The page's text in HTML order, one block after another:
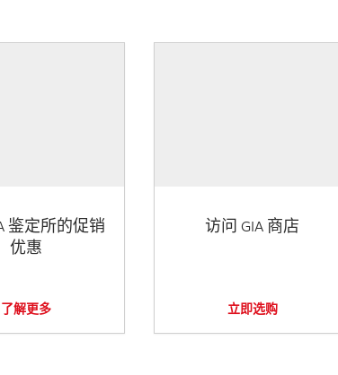
鉴定所的促销
优惠
了解更多
访问 GIA 商店
立即选购